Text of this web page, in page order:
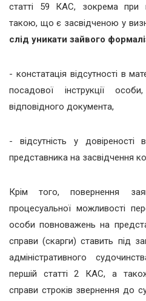
статті 59 КАС, зокрема при
такою, що є засвідченою у
слід уникати зайвого
- констатація відсутності в
посадової інструкції
відповідного документа,
- відсутність у довіреності
представника на засвідчення
Крім того, повернення
процесуальної можливості
особи повноважень на
справи (скарги) ставить під
адміністративного
першій статті 2 КАС, а
справи строків звернення до